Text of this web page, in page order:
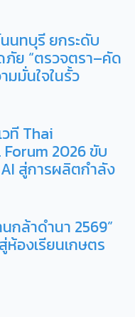
นทบุรี ยกระดับ
ย “ตรวจตรา–คัด
มมั่นใจในรั้ว
ที Thai
2026 ขับ
สู่การผลิตกำลัง
กล้าดำนา 2569”
องเรียนเกษตร